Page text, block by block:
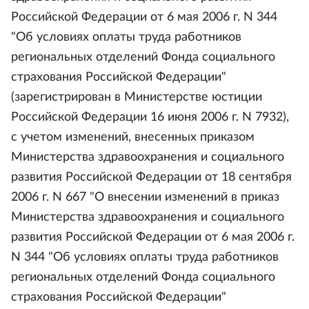
Российской Федерации от 6 мая 2006 г. N 344
"Об условиях оплаты труда работников
региональных отделений Фонда социального
страхования Российской Федерации"
(зарегистрирован в Министерстве юстиции
Российской Федерации 16 июня 2006 г. N 7932),
с учетом изменений, внесенных приказом
Министерства здравоохранения и социального
развития Российской Федерации от 18 сентября
2006 г. N 667 "О внесении изменений в приказ
Министерства здравоохранения и социального
развития Российской Федерации от 6 мая 2006 г.
N 344 "Об условиях оплаты труда работников
региональных отделений Фонда социального
страхования Российской Федерации"